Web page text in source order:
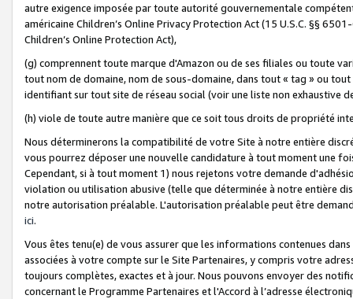
autre exigence imposée par toute autorité gouvernementale
américaine Children’s Online Privacy Protection Act (15 U.S.C. §§
Children’s Online Protection Act),
(g) comprennent toute marque d'Amazon ou de ses filiales ou toute
tout nom de domaine, nom de sous-domaine, dans tout « tag » ou
identifiant sur tout site de réseau social (voir une liste non exhaustive
(h) viole de toute autre manière que ce soit tous droits de propriété
Nous déterminerons la compatibilité de votre Site à notre entière
vous pourrez déposer une nouvelle candidature à tout moment une
Cependant, si à tout moment 1) nous rejetons votre demande
violation ou utilisation abusive (telle que déterminée à notre entière
notre autorisation préalable. L'autorisation préalable peut être
ici.
Vous êtes tenu(e) de vous assurer que les informations contenues
associées à votre compte sur le Site Partenaires, y compris votre
toujours complètes, exactes et à jour. Nous pouvons envoyer des
concernant le Programme Partenaires et l'Accord à l’adresse